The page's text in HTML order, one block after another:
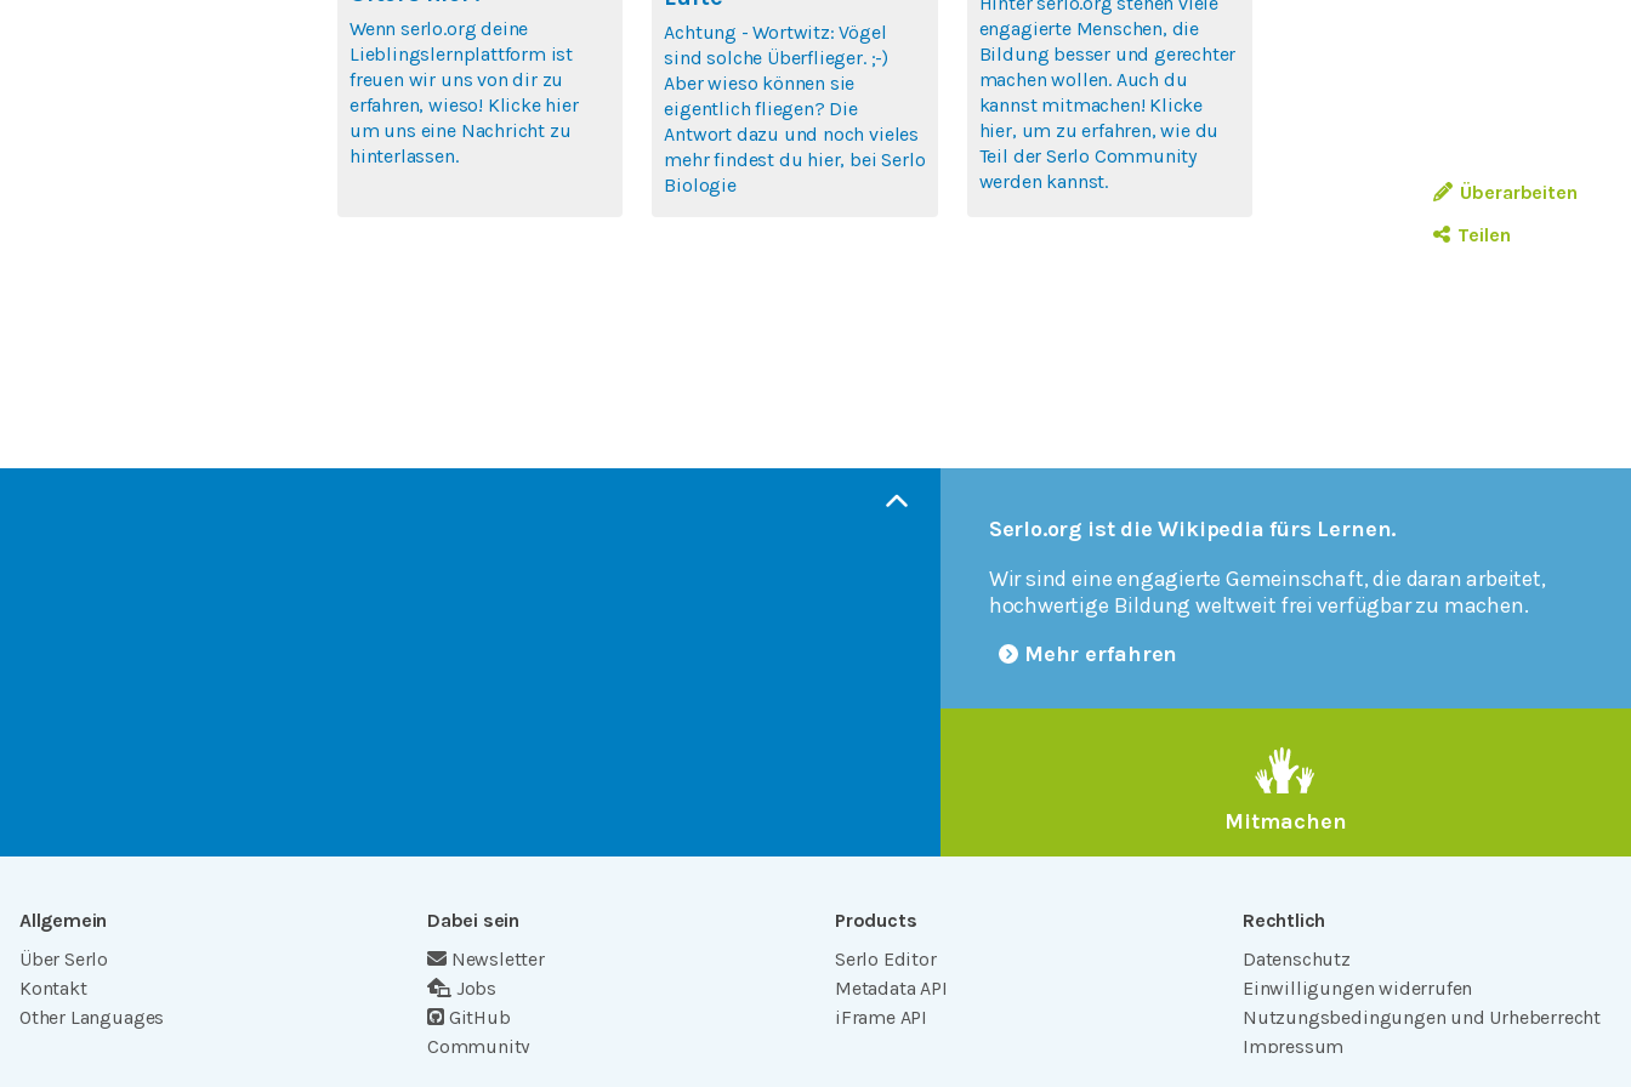
Überarbeiten
Teilen
Wenn serlo.org deine
Lieblingslernplattform ist
freuen wir uns von dir zu
erfahren, wieso! Klicke hier
um uns eine Nachricht zu
hinterlassen.
Achtung - Wortwitz: Vögel
sind solche Überflieger. ;-)
Aber wieso können sie
eigentlich fliegen? Die
Antwort dazu und noch vieles
mehr findest du hier, bei Serlo
Biologie
engagierte Menschen, die
Bildung besser und gerechter
machen wollen. Auch du
kannst mitmachen! Klicke
hier, um zu erfahren, wie du
Teil der Serlo Community
werden kannst.
Serlo.org ist die Wikipedia fürs Lernen.
Wir sind eine engagierte Gemeinschaft, die daran arbeitet,
hochwertige Bildung weltweit frei verfügbar zu machen.
Mehr erfahren
Mitmachen
Allgemein
Über Serlo
Kontakt
Other Languages
Dabei sein
Newsletter
Jobs
GitHub
Community
Products
Serlo Editor
Metadata API
iFrame API
Rechtlich
Datenschutz
Einwilligungen widerrufen
Nutzungsbedingungen und Urheberrecht
Impressum